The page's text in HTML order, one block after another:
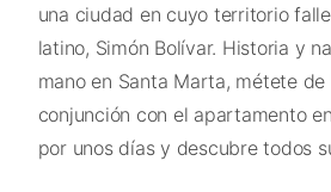
una ciudad en cuyo territorio
latino, Simón Bolívar. Historia y
mano en Santa Marta, métete de
conjunción con el apartamento
por unos días y descubre todos